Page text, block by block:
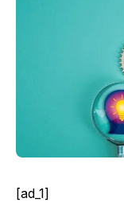
[ad_1]